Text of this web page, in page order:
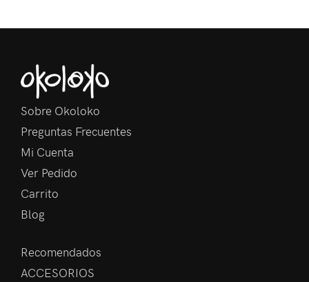
Sobre Okoloko
Preguntas Frecuentes
Mi Cuenta
Ver Pedido
Carrito
Blog
Recomendados
ACCESORIOS